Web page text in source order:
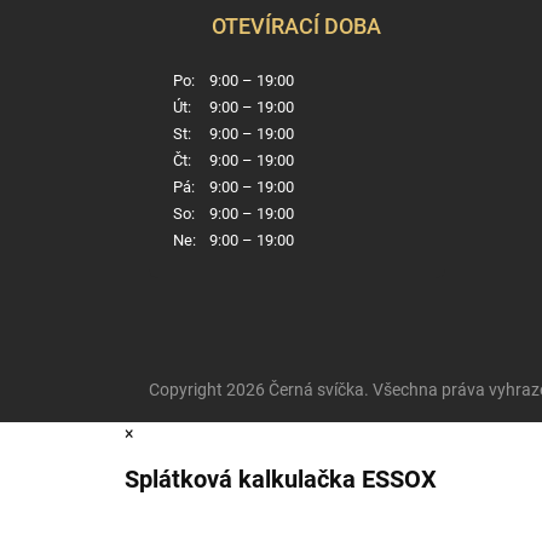
OTEVÍRACÍ DOBA
Po:
9:00 – 19:00
Út:
9:00 – 19:00
St:
9:00 – 19:00
Čt:
9:00 – 19:00
Pá:
9:00 – 19:00
So:
9:00 – 19:00
Ne:
9:00 – 19:00
Copyright 2026 Černá svíčka. Všechna práva
×
Splátková kalkulačka ESSOX